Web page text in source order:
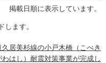
掲載日順に表示しています。
ます。
久居美杉線の小戸木橋（こべき
わはし）耐震対策事業が完成し